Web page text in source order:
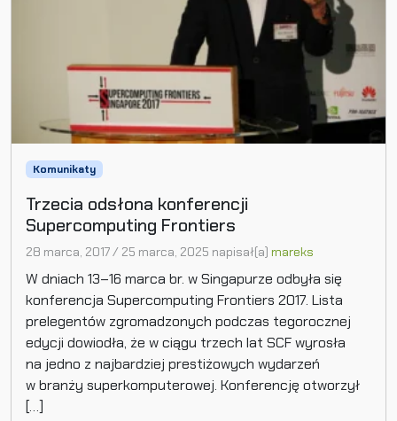
Komunikaty
Trzecia odsłona konferencji
Supercomputing Frontiers
28 marca, 2017/ 25 marca, 2025 napisał(a) mareks
W dniach 13–16 marca br. w Singapurze odbyła się
konferencja Supercomputing Frontiers 2017. Lista
prelegentów zgromadzonych podczas tegorocznej
edycji dowiodła, że w ciągu trzech lat SCF wyrosła
na jedno z najbardziej prestiżowych wydarzeń
w branży superkomputerowej. Konferencję otworzył
[…]